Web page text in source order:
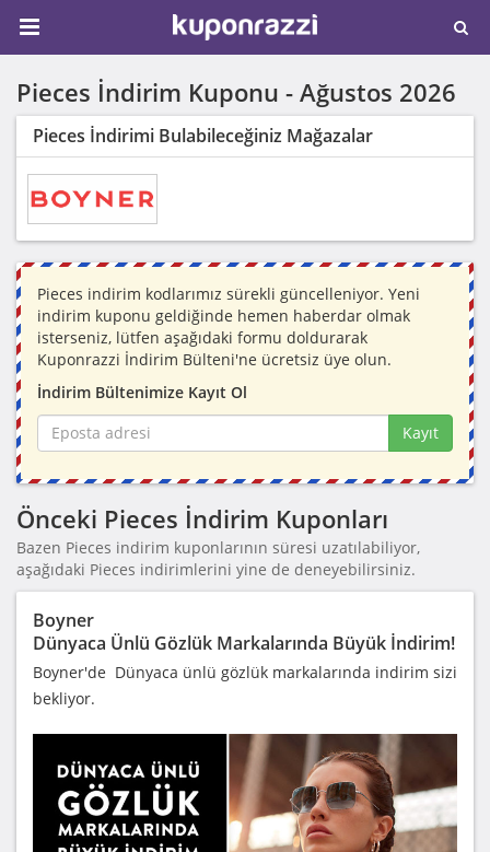
Pieces İndirim Kuponu - Ağustos 2026
Pieces İndirimi Bulabileceğiniz Mağazalar
Pieces indirim kodlarımız sürekli güncelleniyor. Yeni
indirim kuponu geldiğinde hemen haberdar olmak
isterseniz, lütfen aşağıdaki formu doldurarak
Kuponrazzi İndirim Bülteni'ne ücretsiz üye olun.
İndirim Bültenimize Kayıt Ol
Kayıt
Önceki Pieces İndirim Kuponları
Bazen Pieces indirim kuponlarının süresi uzatılabiliyor,
aşağıdaki Pieces indirimlerini yine de deneyebilirsiniz.
Boyner
Dünyaca Ünlü Gözlük Markalarında Büyük İndirim!
Boyner'de Dünyaca ünlü gözlük markalarında indirim sizi
bekliyor.